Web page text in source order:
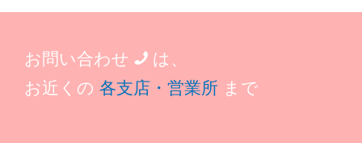
お問い合わせ
は、
お近くの 各支店・営業所 まで